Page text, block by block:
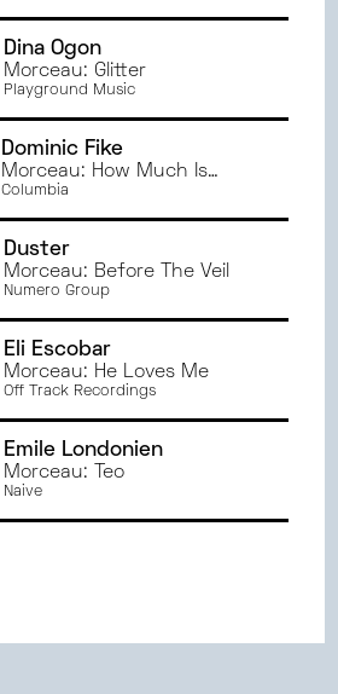
Dina Ögon
Morceau: Glitter
Playground Music
Dominic Fike
Morceau: How Much Is
Weed?
Columbia
Duster
Morceau: Before The Veil
Numero Group
Eli Escobar
Morceau: He Loves Me
Off Track Recordings
Emile Londonien
Morceau: Teo
Naive